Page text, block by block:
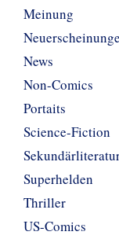
Meinung
News
Non-Comics
Portaits
Science-Fiction
Superhelden
Thriller
US-Comics